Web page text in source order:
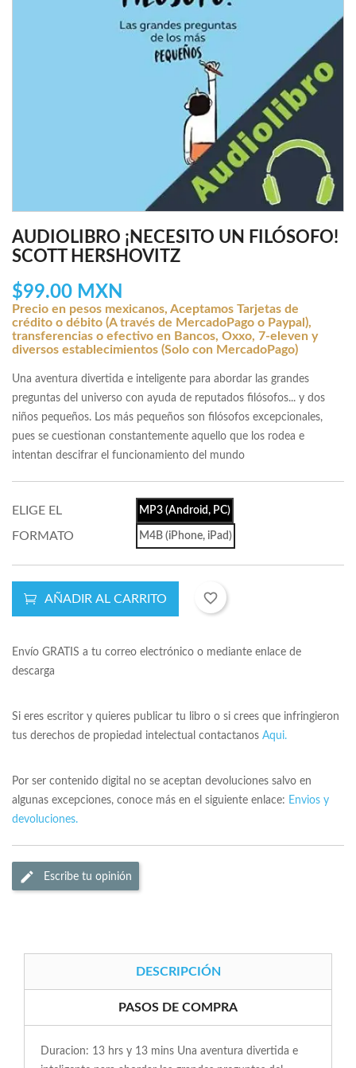
AUDIOLIBRO ¡NECESITO UN FILÓSOFO!
SCOTT HERSHOVITZ
$99.00 MXN
Precio en pesos mexicanos, Aceptamos Tarjetas de
crédito o débito (A través de MercadoPago o Paypal),
transferencias o efectivo en Bancos, Oxxo, 7-eleven y
diversos establecimientos (Solo con MercadoPago)
Una aventura divertida e inteligente para abordar las grandes
preguntas del universo con ayuda de reputados filósofos... y dos
niños pequeños. Los más pequeños son filósofos excepcionales,
pues se cuestionan constantemente aquello que los rodea e
intentan descifrar el funcionamiento del mundo
ELIGE EL
FORMATO
MP3 (Android, PC)
M4B (iPhone, iPad)
AÑADIR AL CARRITO favorite_border
Envío GRATIS a tu correo electrónico o mediante enlace de
descarga
Si eres escritor y quieres publicar tu libro o si crees que infringieron
tus derechos de propiedad intelectual contactanos Aqui.
Por ser contenido digital no se aceptan devoluciones salvo en
algunas excepciones, conoce más en el siguiente enlace: Envios y
devoluciones.
Escribe tu opinión
DESCRIPCIÓN
PASOS DE COMPRA
Duracion: 13 hrs y 13 mins Una aventura divertida e